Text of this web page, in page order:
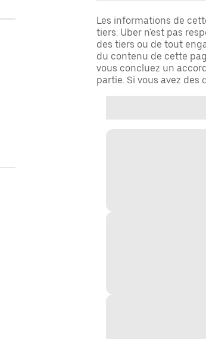
Les informations de
tiers. Uber n'est pas
des tiers ou de tout
du contenu de cette
vous concluez un
partie. Si vous avez